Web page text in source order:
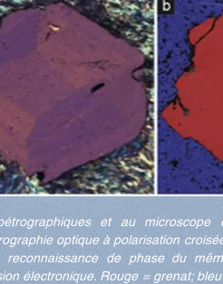
et au
optique à polarisation
reconnaissance de phase du
électronique. Rouge = grenat;